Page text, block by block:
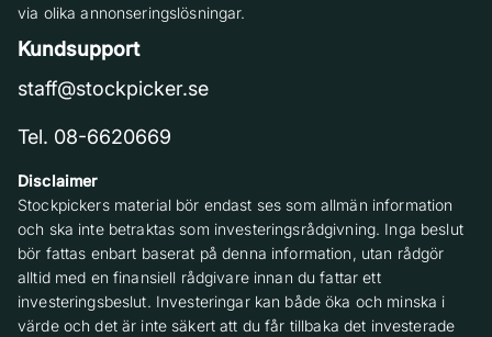
via olika annonseringslösningar.
Kundsupport
staff@stockpicker.se
Tel. 08-6620669
Disclaimer
Stockpickers material bör endast ses som allmän information
och ska inte betraktas som investeringsrådgivning. Inga beslut
bör fattas enbart baserat på denna information, utan rådgör
alltid med en finansiell rådgivare innan du fattar ett
investeringsbeslut. Investeringar kan både öka och minska i
värde och det är inte säkert att du får tillbaka det investerade